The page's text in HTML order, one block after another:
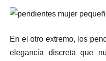
En el otro extremo, los
elegancia discreta que